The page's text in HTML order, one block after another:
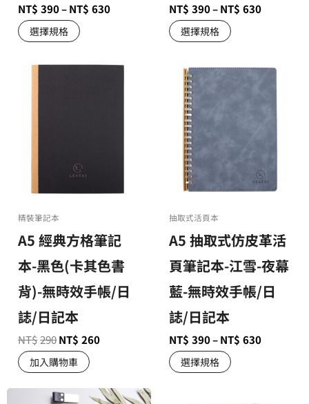
NT$ 390–NT$ 630
選擇規格
NT$ 390–NT$ 630
選擇規格
精裝筆記本
A5 經典方格筆記
本-黑色(卡其色書
背)-無時效手帳/日
誌/日記本
NT$290NT$ 260
加入購物車
抽取式活頁本
A5 抽取式仿皮革活
頁筆記本-江雪-夜幕
藍-無時效手帳/日
誌/日記本
NT$ 390–NT$ 630
選擇規格